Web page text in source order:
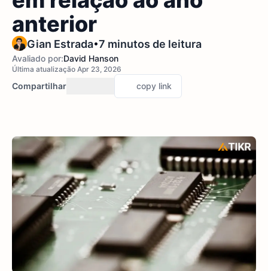
anterior
Gian Estrada•7 minutos de leitura
Avaliado por:David Hanson
Última atualização Apr 23, 2026
Compartilhar copy link